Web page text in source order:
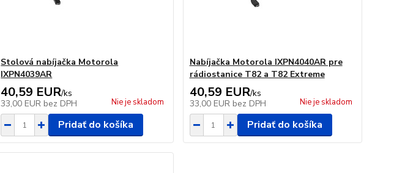
Stolová nabíjačka Motorola
IXPN4039AR
40,59 EUR/ks
33,00 EUR bez DPH Nie je skladom
Pridať do košíka
Nabíjačka Motorola IXPN4040AR pre
rádiostanice T82 a T82 Extreme
40,59 EUR/ks
33,00 EUR bez DPH Nie je skladom
Pridať do košíka